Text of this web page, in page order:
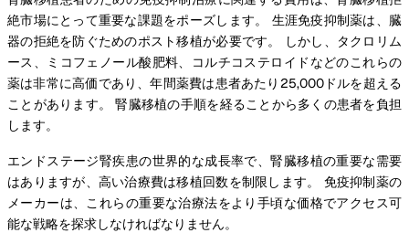
絶市場にとって重要な課題をポーズします。 生涯免疫抑制薬は、臓
器の拒絶を防ぐためのポスト移植が必要です。 しかし、タクロリム
ース、ミコフェノール酸肥料、コルチコステロイドなどのこれらの
薬は非常に高価であり、年間薬費は患者あたり25,000ドルを超える
ことがあります。 腎臓移植の手順を経ることから多くの患者を負担
します。
エンドステージ腎疾患の世界的な成長率で、腎臓移植の重要な需要
はありますが、高い治療費は移植回数を制限します。 免疫抑制薬の
メーカーは、これらの重要な治療法をより手頃な価格でアクセス可
能な戦略を探求しなければなりません。